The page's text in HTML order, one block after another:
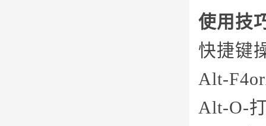
使用技
快捷键
Alt-
Alt-O-